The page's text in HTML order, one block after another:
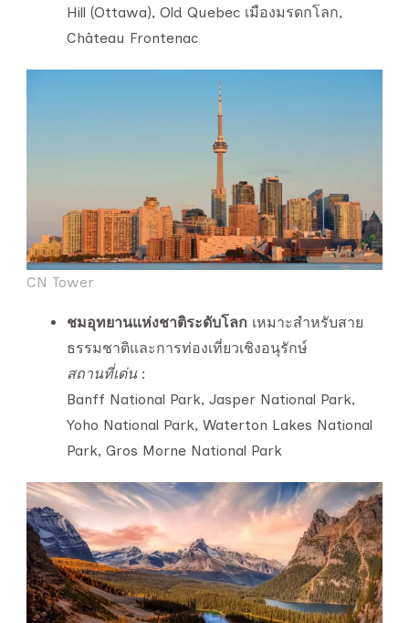
Hill (Ottawa), Old Quebec เมืองมรดกโลก,
Château Frontenac
CN Tower
ชมอุทยานแห่งชาติระดับโลก เหมาะสำหรับสาย
ธรรมชาติและการท่องเที่ยวเชิงอนุรักษ์
สถานที่เด่น :
Banff National Park, Jasper National Park,
Yoho National Park, Waterton Lakes National
Park, Gros Morne National Park